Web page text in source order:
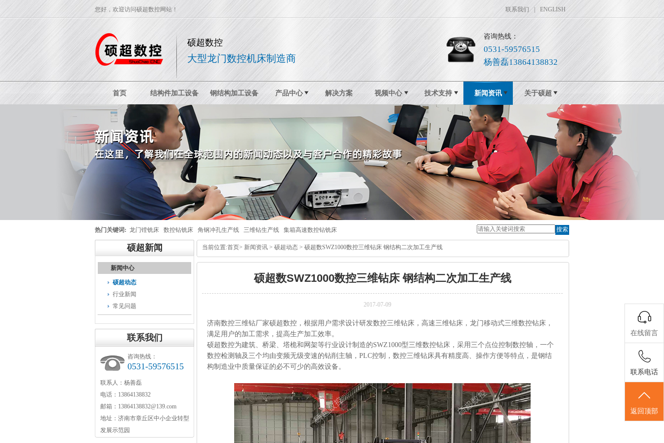
联系我们 ENGLISH
您好，欢迎访问硕超数控网站！
硕超数控
大型龙门数控机床制造商
咨询热线：
0531-59576515
杨善磊13864138832
首页 结构件加工设备 钢结构加工设备 产品中心 解决方案 视频中心 技术支持 新闻资讯 关于硕超
热门关键词: 龙门镗铣床 数控钻铣床 角钢冲孔生产线 三维钻生产线 集箱高速数控钻铣床 搜索
硕超新闻
新闻中心
硕超动态
行业新闻
常见问题
联系我们
咨询热线：
0531-59576515
联系人：杨善磊
电话：13864138832
邮箱：13864138832@139.com
地址：济南市章丘区中小企业转型
发展示范园
当前位置:首页> 新闻资讯 > 硕超动态 > 硕超数SWZ1000数控三维钻床 钢结构二次加工生产线
硕超数SWZ1000数控三维钻床 钢结构二次加工生产线
2017-07-09
济南数控三维钻厂家硕超数控，根据用户需求设计研发数控三维钻床，高速三维钻床，龙门移动式三维数控钻床，
满足用户的加工需求，提高生产加工效率。
硕超数控为建筑、桥梁、塔桅和网架等行业设计制造的SWZ1000型三维数控钻床，采用三个点位控制数控轴，一个
数控检测轴及三个均由变频无级变速的钻削主轴，PLC控制，数控三维钻床具有精度高、操作方便等特点，是钢结
构制造业中质量保证的必不可少的高效设备。
在线留言
联系电话
返回顶部